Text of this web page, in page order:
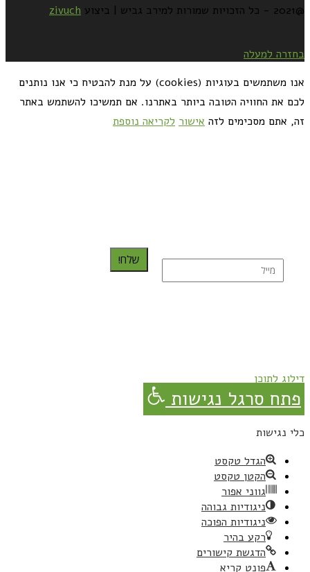
@2021 - כל הזכויות שמורות למירב גביש | ביצוע zivuch
בחזרה למעלה
אנו משתמשים בעוגיות (cookies) על מנת להבטיח כי אנו נותנים
לכם את החוויה הטובה ביותר באתרנו. אם תמשיכו להשתמש באתר
זה, אתם מסכימים לזה אישור לקריאה נוספת
שלח!
דילוג לתוכן
פתח סרגל נגישות
כלי נגישות
הגדל טקסט
הקטן טקסט
גווני אפור
ניגודיות גבוהה
ניגודיות הפוכה
רקע בהיר
הדגשת קישורים
פונט קריא